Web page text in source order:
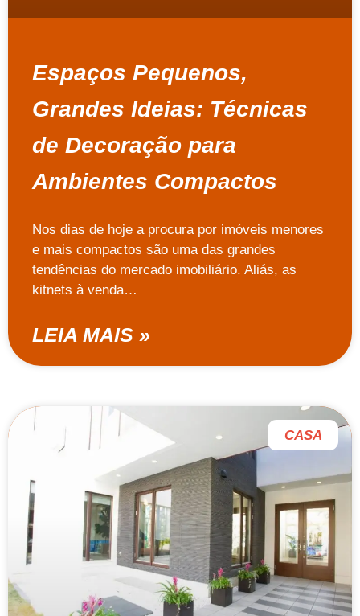
Espaços Pequenos,
Grandes Ideias: Técnicas
de Decoração para
Ambientes Compactos
Nos dias de hoje a procura por imóveis menores
e mais compactos são uma das grandes
tendências do mercado imobiliário. Aliás, as
kitnets à venda…
LEIA MAIS »
CASA